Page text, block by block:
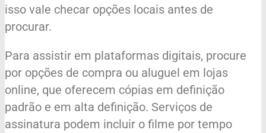
isso vale checar opções locais antes de
procurar.
Para assistir em plataformas digitais, procure
por opções de compra ou aluguel em lojas
online, que oferecem cópias em definição
padrão e em alta definição. Serviços de
assinatura podem incluir o filme por tempo